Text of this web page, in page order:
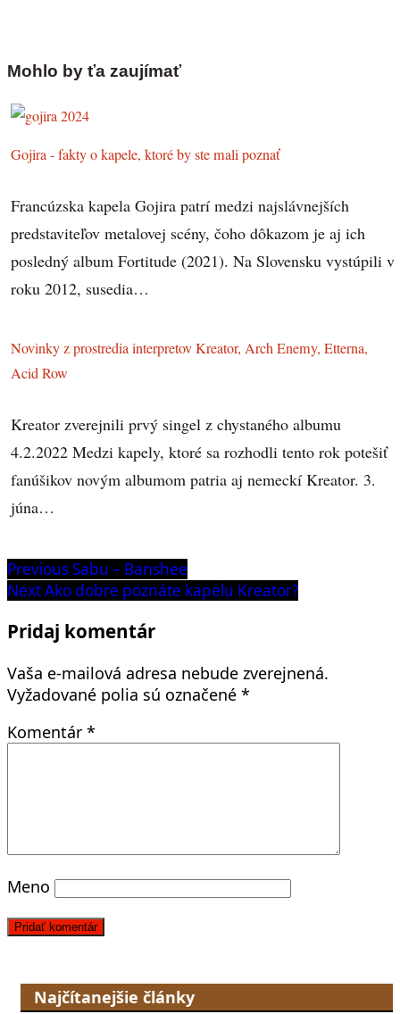
Mohlo by ťa zaujímať
Gojira - fakty o kapele, ktoré by ste mali poznať
Francúzska kapela Gojira patrí medzi najslávnejších
predstaviteľov metalovej scény, čoho dôkazom je aj ich
posledný album Fortitude (2021). Na Slovensku vystúpili v
roku 2012, susedia…
Novinky z prostredia interpretov Kreator, Arch Enemy, Etterna,
Acid Row
Kreator zverejnili prvý singel z chystaného albumu
4.2.2022 Medzi kapely, ktoré sa rozhodli tento rok potešiť
fanúšikov novým albumom patria aj nemeckí Kreator. 3.
júna…
Navigácia
v
článku
Previous Previous
post:
Sabu – Banshee
Next Next
Ako dobre poznáte kapelu Kreator?
Pridaj komentár
Vaša e-mailová adresa nebude zverejnená.
Vyžadované polia sú označené *
Komentár *
Meno
Najčítanejšie články